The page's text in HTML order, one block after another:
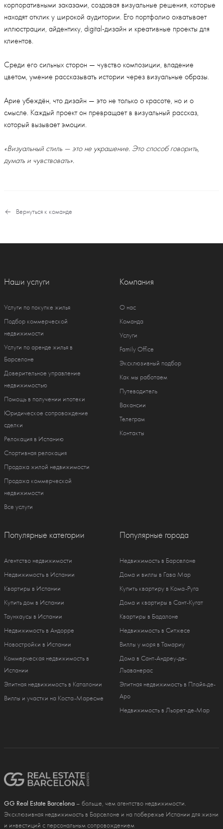
корпоративными заказами, создавая визуальные решения, которые
находят отклик у широкой аудитории. Его портфолио охватывает
иллюстрации, айдентику, digital-дизайн и креативные проекты для
клиентов.
Среди его сильных сторон — чувство композиции, владение
цветом, умение рассказывать истории через визуальные образы.
Арие убеждён, что дизайн — это не только о красоте, но и о
смысле. Каждый проект он превращает в визуальный рассказ,
который вызывает эмоции.
«Визуальный стиль — это не украшение. Это способ говорить,
думать и чувствовать».
Вернуться к команде
Наши услуги
Услуги по покупке жилья
Подбор коммерческой
недвижимости
Услуги по аренде жилья в
Барселоне
Доверительное управление
недвижимостью
Помощь в получении ипотеки
Юридическое сопровождение
сделки
Релокация в Испанию
Спортивная релокация
Продажа жилой недвижимости
Продажа коммерческой
недвижимости
Все услуги
Компания
О нас
Команда
Услуги
Family Office
Эксклюзивный подбор
Как мы работаем
Путеводитель
Вакансии
Телеграм
Контакты
Популярные категории
Агентство недвижимости
Недвижимость в Испании
Квартиры в Испании
Купить дом в Испании
Таунхаусы в Испании
Недвижимость в Андорре
Новостройки в Испании
Коммерческая недвижимость в
Испании
Элитная недвижимость в Каталонии
Виллы и участки на Коста-Маресме
Популярные города
Недвижимость в Барселоне
Дома и виллы в Гава Мар
Купить квартиру в Кома-Руга
Дома и квартиры в Сант-Кугат
Квартиры в Бадалоне
Недвижимость в Ситжесе
Виллы у моря в Тамариу
Дома в Сант-Андреу-де-
Льаванерас
Элитная недвижимость в Плайя-де-
Аро
Недвижимость в Льорет-де-Мар
GG Real Estate Barcelona – больше, чем агентство недвижимости.
Эксклюзивная недвижимость в Барселоне и на побережье Испании для жизни
и инвестиций с персональным сопровождением